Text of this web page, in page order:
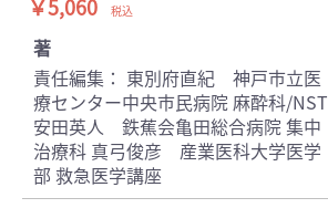
￥5,060 税込
著
責任編集： 東別府直紀 神戸市立医
療センター中央市民病院 麻酔科/NST
安田英人 鉄蕉会亀田総合病院 集中
治療科 真弓俊彦 産業医科大学医学
部 救急医学講座